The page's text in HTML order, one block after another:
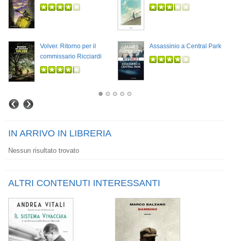
Volver. Ritorno per il
commissario Ricciardi
Assassinio a Central Park
IN ARRIVO IN LIBRERIA
Nessun risultato trovato
ALTRI CONTENUTI INTERESSANTI